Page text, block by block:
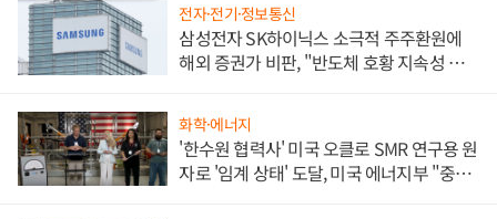
전자·전기·정보통신
삼성전자 SK하이닉스 소극적 주주환원에
해외 증권가 비판, "반도체 호황 지속성 의
화학·에너지
'한수원 협력사' 미국 오클로 SMR 연구용 원
자로 '임계 상태' 도달, 미국 에너지부 "중요